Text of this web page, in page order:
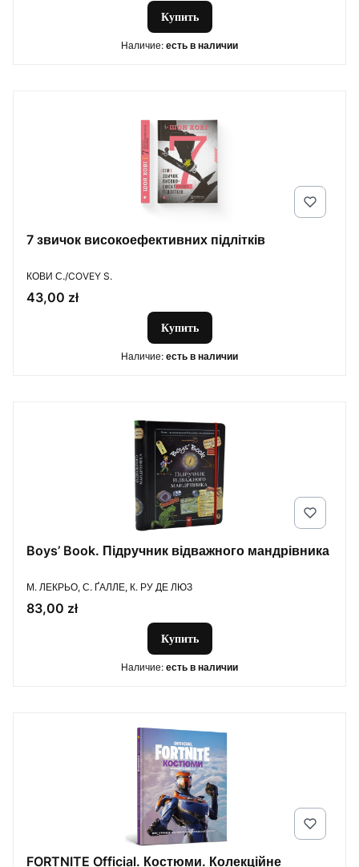
Купить
Наличие: есть в наличии
7 звичок високоефективних підлітків
ПРОИЗВОДИТЕЛЬ
КОВИ С./COVEY S.
Цена
43,00 zł
Купить
Наличие: есть в наличии
Boys’ Book. Підручник відважного мандрівника
ПРОИЗВОДИТЕЛЬ
М. ЛЕКРЬО, С. ҐАЛЛЕ, К. РУ ДЕ ЛЮЗ
Цена
83,00 zł
Купить
Наличие: есть в наличии
FORTNITE Official. Костюми. Колекційне